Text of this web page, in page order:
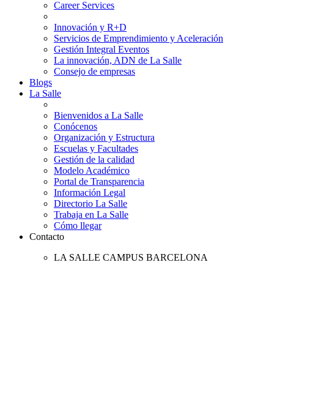
Career Services
Innovación y R+D
Servicios de Emprendimiento y Aceleración
Gestión Integral Eventos
La innovación, ADN de La Salle
Consejo de empresas
Blogs
La Salle
Bienvenidos a La Salle
Conócenos
Organización y Estructura
Escuelas y Facultades
Gestión de la calidad
Modelo Académico
Portal de Transparencia
Información Legal
Directorio La Salle
Trabaja en La Salle
Cómo llegar
Contacto
LA SALLE CAMPUS BARCELONA